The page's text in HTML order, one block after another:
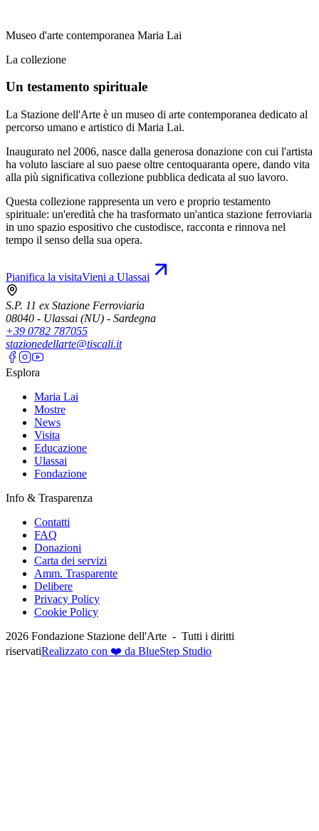
Museo d'arte contemporanea Maria Lai
La collezione
Un testamento spirituale
La Stazione dell'Arte è un museo di arte contemporanea dedicato al
percorso umano e artistico di Maria Lai.
Inaugurato nel 2006, nasce dalla generosa donazione con cui l'artista
ha voluto lasciare al suo paese oltre centoquaranta opere, dando vita
alla più significativa collezione pubblica dedicata al suo lavoro.
Questa collezione rappresenta un vero e proprio testamento
spirituale: un'eredità che ha trasformato un'antica stazione ferroviaria
in uno spazio espositivo che custodisce, racconta e rinnova nel
tempo il senso della sua opera.
Pianifica la visitaVieni a Ulassai
S.P. 11 ex Stazione Ferroviaria
08040 - Ulassai (NU) - Sardegna
+39 0782 787055
stazionedellarte@tiscali.it
Esplora
Maria Lai
Mostre
News
Visita
Educazione
Ulassai
Fondazione
Info & Trasparenza
Contatti
FAQ
Donazioni
Carta dei servizi
Amm. Trasparente
Delibere
Privacy Policy
Cookie Policy
2026 Fondazione Stazione dell'Arte - Tutti i diritti
riservatiRealizzato con ❤️ da BlueStep Studio